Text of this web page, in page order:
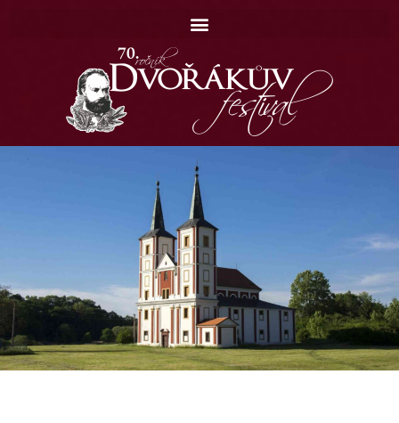
Koncerty
Katalog
Kontakt